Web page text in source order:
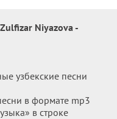
Niyazova -
узбекские песни
в формате mp3
в строке